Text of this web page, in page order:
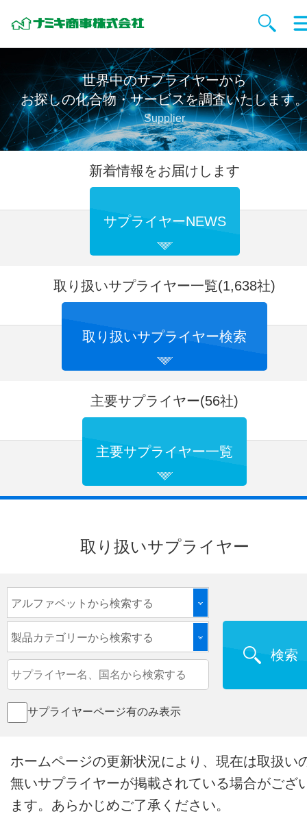
Supplier
世界中のサプライヤーから
お探しの化合物・サービスを調査いたします
新着情報をお届けします
サプライヤーNEWS
取り扱いサプライヤー一覧(1,638社)
取り扱いサプライヤー検索
主要サプライヤー(56社)
主要サプライヤー一覧
取り扱いサプライヤー
アルファベットから検索する
製品カテゴリーから検索する
サプライヤーページ有のみ表示
検索
ホームページの更新状況により、現在は取扱い
無いサプライヤーが掲載されている場合がござ
ます。あらかじめご了承ください。